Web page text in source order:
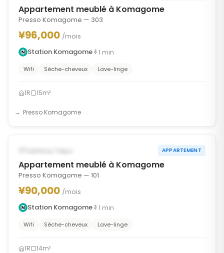
Appartement meublé à Komagome
Presso Komagome — 303
¥96,000 /mois
Station Komagome
1 min
Wifi Sèche-cheveux Lave-linge
1R 15m²
Presso Komagome
Toshima, Tokyo APPARTEMENT
Appartement meublé à Komagome
Presso Komagome — 101
¥90,000 /mois
Station Komagome
1 min
Wifi Sèche-cheveux Lave-linge
1R 14m²